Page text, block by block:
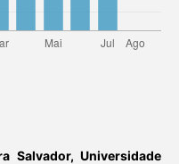
Salvador,Universidade